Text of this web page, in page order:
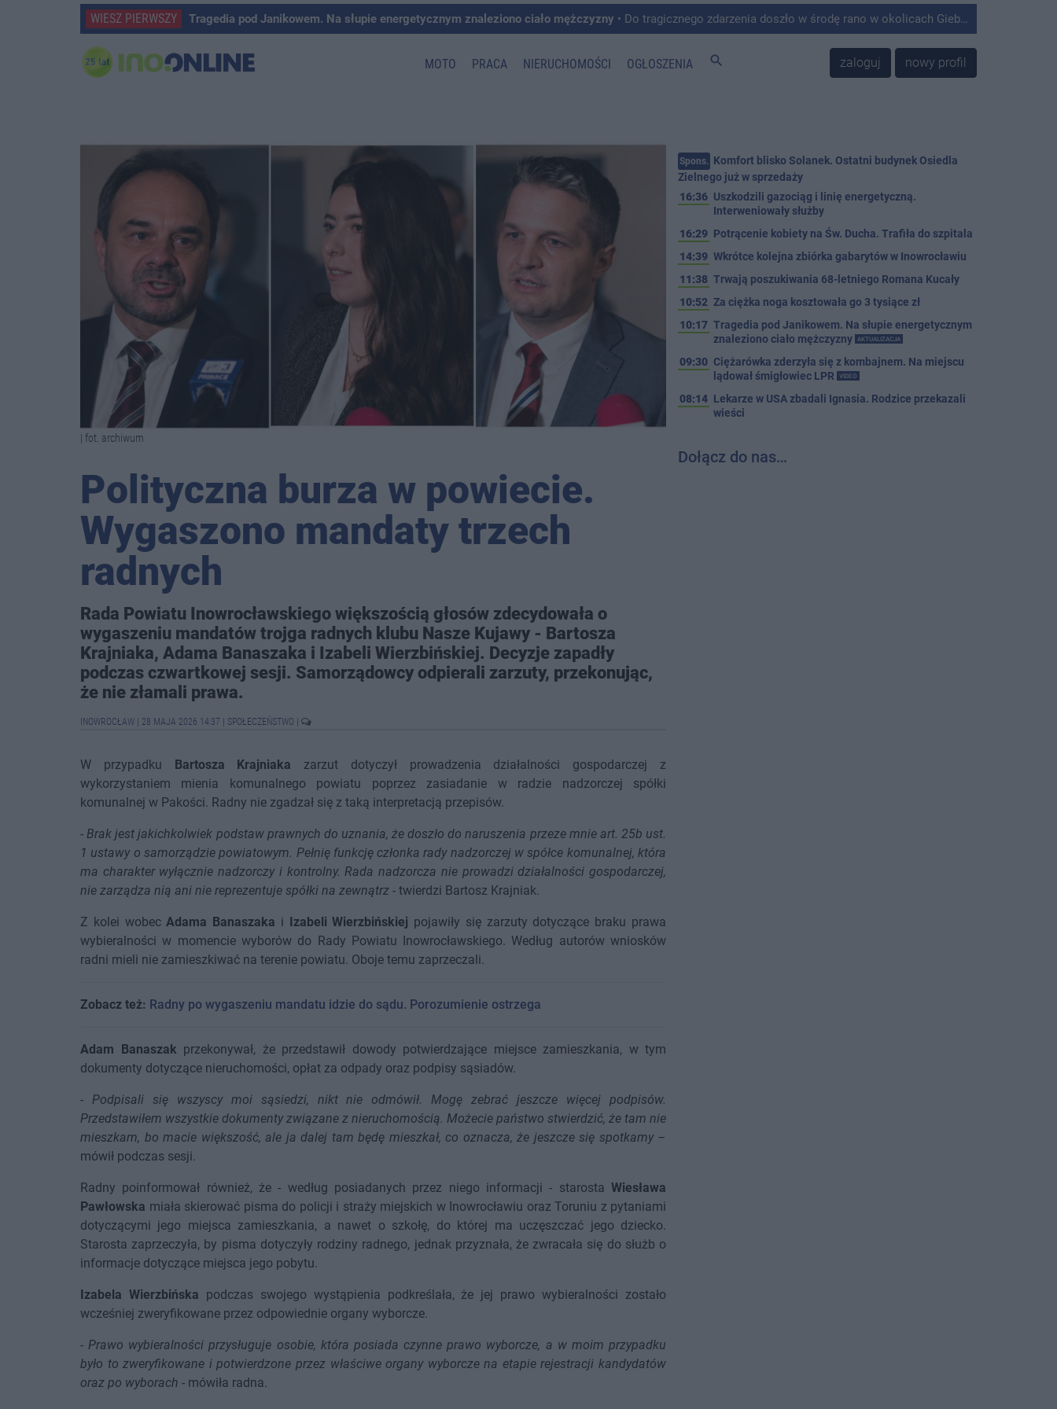
WIESZ PIERWSZY Tragedia pod Janikowem. Na słupie energetycznym znaleziono ciało mężczyzny • Do tragicznego zdarzenia doszło w środę rano w okolicach Giebni koło Janikowa. Wówczas na słupie energetycznym odnaleziono ciało mężczyzny.
MOTO PRACA NIERUCHOMOŚCI OGŁOSZENIA search zaloguj nowy profil
| fot. archiwum
Polityczna burza w powiecie.
Wygaszono mandaty trzech
radnych
Rada Powiatu Inowrocławskiego większością głosów zdecydowała o
wygaszeniu mandatów trojga radnych klubu Nasze Kujawy - Bartosza
Krajniaka, Adama Banaszaka i Izabeli Wierzbińskiej. Decyzje zapadły
podczas czwartkowej sesji. Samorządowcy odpierali zarzuty, przekonując,
że nie złamali prawa.
INOWROCŁAW 28 MAJA 2026 14:37 SPOŁECZEŃSTWO
W przypadku Bartosza Krajniaka zarzut dotyczył prowadzenia działalności gospodarczej z
wykorzystaniem mienia komunalnego powiatu poprzez zasiadanie w radzie nadzorczej spółki
komunalnej w Pakości. Radny nie zgadzał się z taką interpretacją przepisów.
-Brak jest jakichkolwiek podstaw prawnych do uznania, że doszło do naruszenia przeze mnie art. 25b ust.
1 ustawy o samorządzie powiatowym. Pełnię funkcję członka rady nadzorczej w spółce komunalnej, która
ma charakter wyłącznie nadzorczy i kontrolny. Rada nadzorcza nie prowadzi działalności gospodarczej,
nie zarządza nią ani nie reprezentuje spółki na zewnątrz - twierdzi Bartosz Krajniak.
Z kolei wobecAdama Banaszaka i Izabeli Wierzbińskiej pojawiły się zarzuty dotyczące braku prawa
wybieralności w momencie wyborów do Rady Powiatu Inowrocławskiego. Według autorów wniosków
radni mieli nie zamieszkiwać na terenie powiatu. Oboje temu zaprzeczali.
Zobacz też: Radny po wygaszeniu mandatu idzie do sądu. Porozumienie ostrzega
Adam Banaszak przekonywał, że przedstawił dowody potwierdzające miejsce zamieszkania, w tym
dokumenty dotyczące nieruchomości, opłat za odpady oraz podpisy sąsiadów.
- Podpisali się wszyscy moi sąsiedzi, nikt nie odmówił. Mogę zebrać jeszcze więcej podpisów.
Przedstawiłem wszystkie dokumenty związane z nieruchomością. Możecie państwo stwierdzić, że tam nie
mieszkam, bo macie większość, ale ja dalej tam będę mieszkał, co oznacza, że jeszcze się spotkamy–
mówił podczas sesji.
Radny poinformował również, że - według posiadanych przez niego informacji - starosta Wiesława
Pawłowska miała skierować pisma do policji i straży miejskich w Inowrocławiu oraz Toruniu z pytaniami
dotyczącymi jego miejsca zamieszkania, a nawet o szkołę, do której ma uczęszczać jego dziecko.
Starosta zaprzeczyła, by pisma dotyczyły rodziny radnego, jednak przyznała, że zwracała się do służb o
informacje dotyczące miejsca jego pobytu.
Izabela Wierzbińska podczas swojego wystąpienia podkreślała, że jej prawo wybieralności zostało
wcześniej zweryfikowane przez odpowiednie organy wyborcze.
-Prawo wybieralności przysługuje osobie, która posiada czynne prawo wyborcze, a w moim przypadku
było to zweryfikowane i potwierdzone przez właściwe organy wyborcze na etapie rejestracji kandydatów
oraz po wyborach - mówiła radna.
Spons. Komfort blisko Solanek. Ostatni budynek Osiedla
Zielnego już w sprzedaży
16:36 Uszkodzili gazociąg i linię energetyczną.
Interweniowały służby
16:29 Potrącenie kobiety na Św. Ducha. Trafiła do szpitala
14:39 Wkrótce kolejna zbiórka gabarytów w Inowrocławiu
11:38 Trwają poszukiwania 68-letniego Romana Kucały
10:52 Za ciężka noga kosztowała go 3 tysiące zł
10:17 Tragedia pod Janikowem. Na słupie energetycznym
znaleziono ciało mężczyzny
AKTUALIZACJA
09:30 Ciężarówka zderzyła się z kombajnem. Na miejscu
lądował śmigłowiec LPR
VIDEO
08:14 Lekarze w USA zbadali Ignasia. Rodzice przekazali
wieści
Dołącz do nas…